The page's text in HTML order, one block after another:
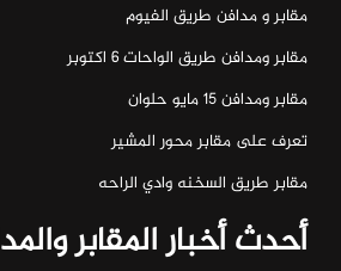
مقابر و مدافن طريق الفيوم
مقابر ومدافن طريق الواحات ٦ اكتوبر
مقابر ومدافن ١٥ مايو حلوان
تعرف على مقابر محور المشير
مقابر طريق السخنه وادي الراحه
أحدث أخبار المقابر